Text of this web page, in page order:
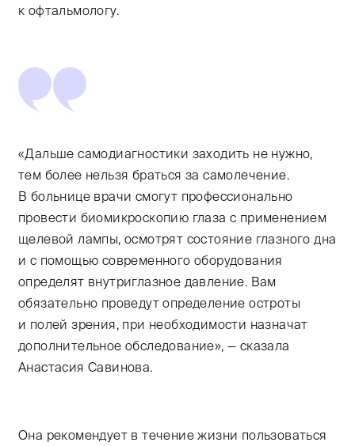
к офтальмологу.
«Дальше самодиагностики заходить не нужно,
тем более нельзя браться за самолечение.
В больнице врачи смогут профессионально
провести биомикроскопию глаза с применением
щелевой лампы, осмотрят состояние глазного дна
и с помощью современного оборудования
определят внутриглазное давление. Вам
обязательно проведут определение остроты
и полей зрения, при необходимости назначат
дополнительное обследование», — сказала
Анастасия Савинова.
Она рекомендует в течение жизни пользоваться